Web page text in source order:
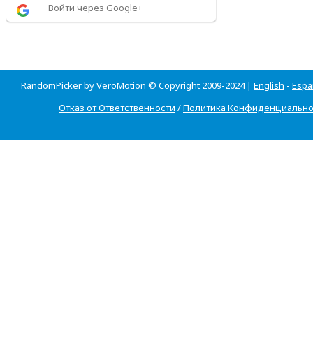
Войти через Google+
RandomPicker by VeroMotion © Copyright 2009-2024 | English -
Отказ от Ответственности /Политика